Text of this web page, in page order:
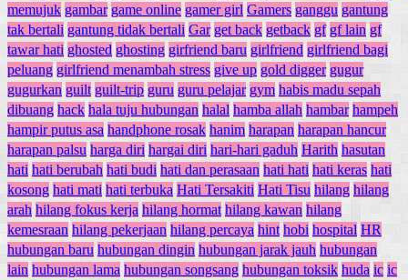
memujuk gambar game online gamer girl Gamers ganggu gantung
tak bertali gantung tidak bertali Gar get back getback gf gf lain gf
tawar hati ghosted ghosting girfriend baru girlfriend girlfriend bagi
peluang girlfriend menambah stress give up gold digger gugur
gugurkan guilt guilt-trip guru guru pelajar gym habis madu sepah
dibuang hack hala tuju hubungan halal hamba allah hambar hampeh
hampir putus asa handphone rosak hanim harapan harapan hancur
harapan palsu harga diri hargai diri hari-hari gaduh Harith hasutan
hati hati berubah hati budi hati dan perasaan hati hati hati keras hati
kosong hati mati hati terbuka Hati Tersakiti Hati Tisu hilang hilang
arah hilang fokus kerja hilang hormat hilang kawan hilang
kemesraan hilang pekerjaan hilang percaya hint hobi hospital HR
hubungan baru hubungan dingin hubungan jarak jauh hubungan
lain hubungan lama hubungan songsang hubungan toksik huda ic ic